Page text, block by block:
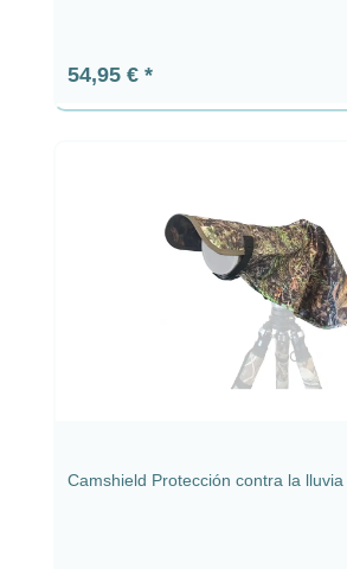
Precio normal:
54,95 €
Camshield Protección contra la lluvia